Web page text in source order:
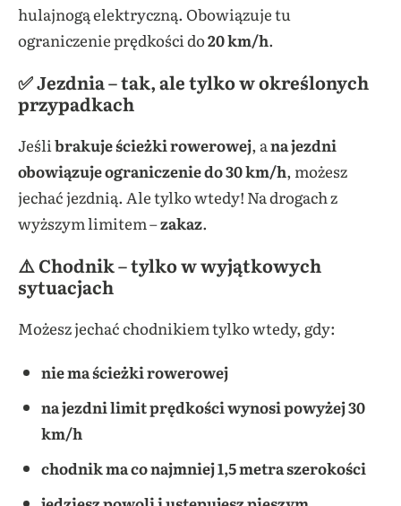
hulajnogą elektryczną. Obowiązuje tu
ograniczenie prędkości do20 km/h.
✅ Jezdnia – tak, ale tylko w określonych
przypadkach
Jeśli brakuje ścieżki rowerowej, ana jezdni
obowiązuje ograniczenie do 30 km/h, możesz
jechać jezdnią. Ale tylko wtedy! Na drogach z
wyższym limitem –zakaz.
⚠️ Chodnik – tylko w wyjątkowych
sytuacjach
Możesz jechać chodnikiem tylko wtedy, gdy:
nie ma ścieżki rowerowej
na jezdni limit prędkości wynosi powyżej 30
km/h
chodnik ma co najmniej 1,5 metra szerokości